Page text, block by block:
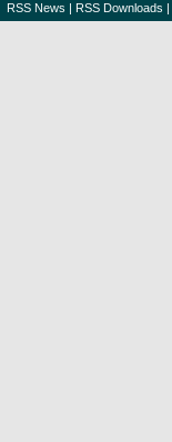
RSS News | RSS Downloads |